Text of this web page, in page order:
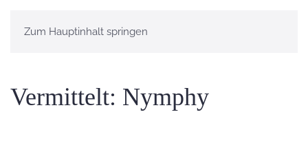
Zum Hauptinhalt springen
Vermittelt: Nymphy